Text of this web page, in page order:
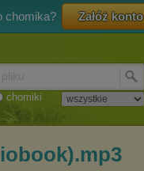
chomika? Załóż konto
chomiki